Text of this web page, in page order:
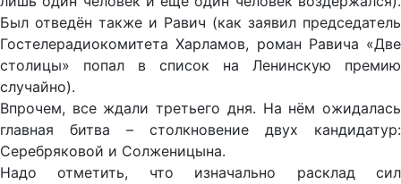
Был отведён также и Равич (как заявил председатель
Гостелерадиокомитета Харламов, роман Равича «Две
столицы» попал в список на Ленинскую премию
случайно).
Впрочем, все ждали третьего дня. На нём ожидалась
главная битва – столкновение двух кандидатур:
Серебряковой и Солженицына.
Надо отметить, что изначально расклад сил